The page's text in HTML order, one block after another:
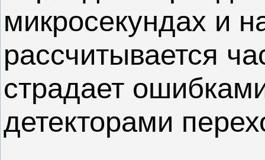
микросекундах и
рассчитывается
страдает
детекторами